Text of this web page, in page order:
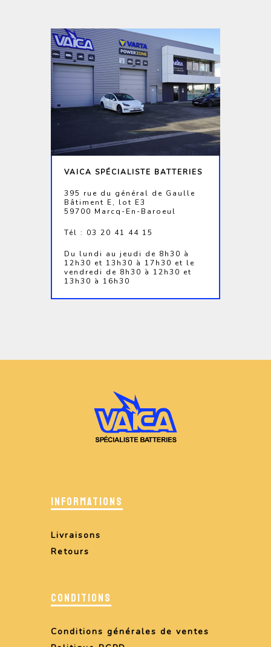
VAICA SPÉCIALISTE BATTERIES
395 rue du général de Gaulle
Bâtiment E, lot E3
59700 Marcq-En-Baroeul
Tél : 03 20 41 44 15
Du lundi au jeudi de 8h30 à
12h30 et 13h30 à 17h30 et le
vendredi de 8h30 à 12h30 et
13h30 à 16h30
INFORMATIONS
Livraisons
Retours
CONDITIONS
Conditions générales de ventes